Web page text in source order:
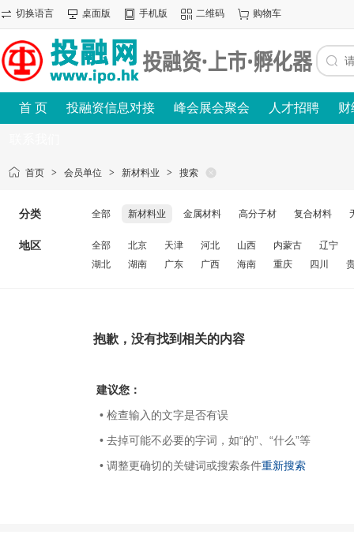
切换语言 桌面版 手机版 二维码 购物车
首 页 投融资信息对接 峰会展会聚会 人才招聘 财
首页 > 会员单位 > 新材料业 > 搜索
分类 全部 新材料业 金属材料 高分子材 复合材料
地区 全部 北京 天津 河北 山西 内蒙古
辽宁
湖北
湖南 广东 广西 海南 重庆 四川
抱歉，没有找到相关的内容
建议您：
• 检查输入的文字是否有误
• 去掉可能不必要的字词，如“的”、“什么”等
• 调整更确切的关键词或搜索条件重新搜索